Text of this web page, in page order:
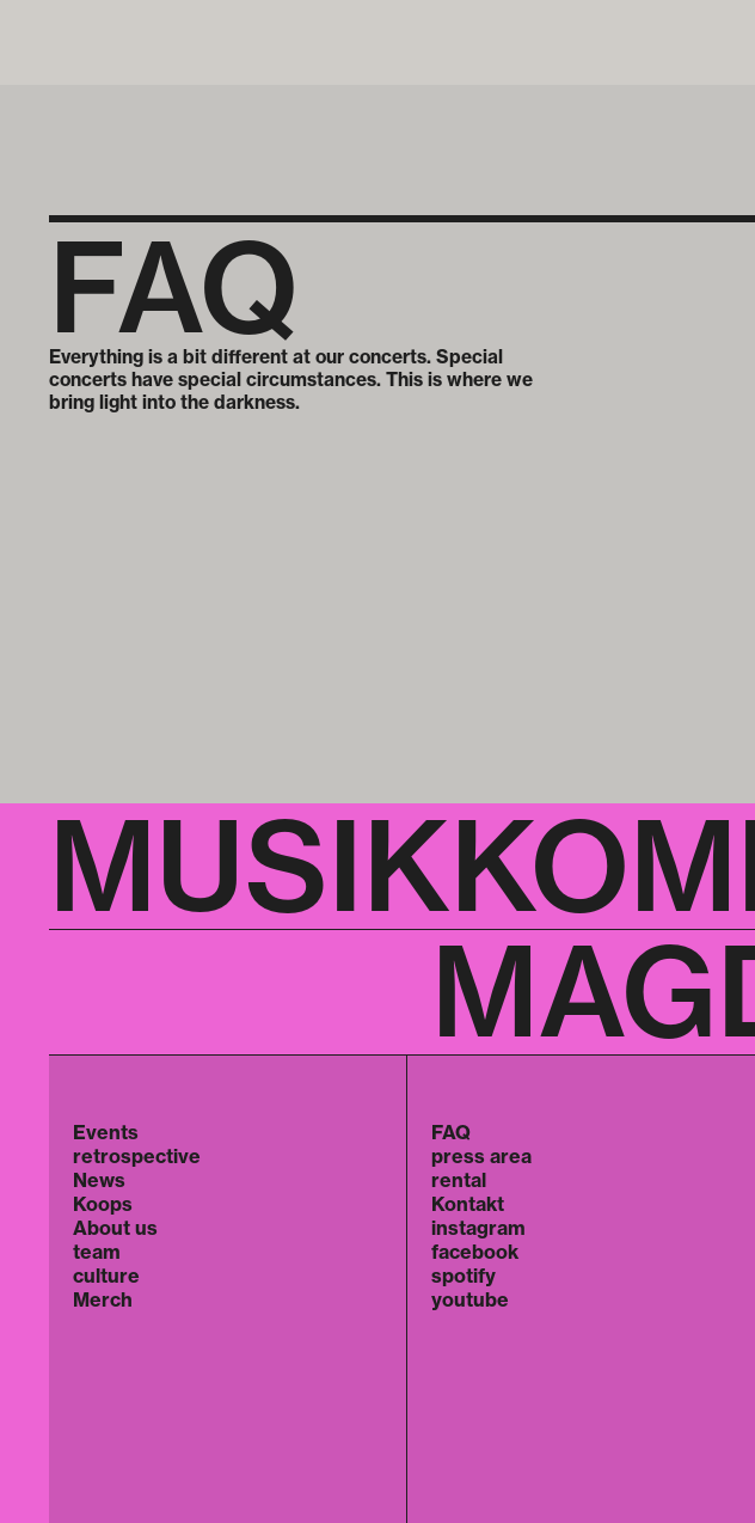
FAQ
Everything is a bit different at our concerts. Special
concerts have special circumstances. This is where we
bring light into the darkness.
Events
retrospective
News
Koops
About us
team
culture
Merch
FAQ
press area
rental
Kontakt
instagram
facebook
spotify
youtube